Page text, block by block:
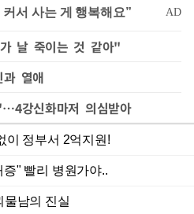
날 죽이는 것 같아"
열애
강신화마저 의심받아